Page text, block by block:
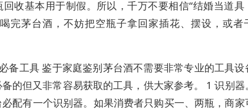
收基本用于制假。所以，千万不要相信“结婚当道具
完茅台酒，不妨把空瓶子拿回家插花、摆设，或者
备工具 鉴于家庭鉴别茅台酒不需要非常专业的工具设
的但又非常容易获取的工具，供大家参考。 1 识别器
配有一个识别器。如果消费者只购买一、两瓶，商家